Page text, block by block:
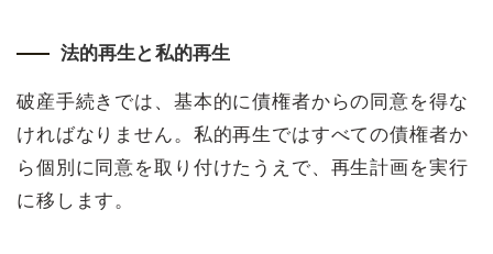
法的再生と私的再生
破産手続きでは、基本的に債権者からの同意を得な
ければなりません。私的再生ではすべての債権者か
ら個別に同意を取り付けたうえで、再生計画を実行
に移します。